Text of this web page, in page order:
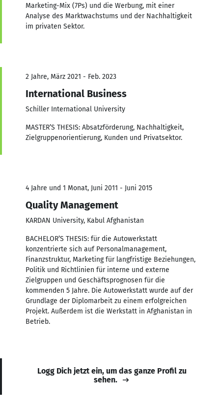
Marketing-Mix (7Ps) und die Werbung, mit einer
Analyse des Marktwachstums und der Nachhaltigkeit
im privaten Sektor.
2 Jahre, März 2021 - Feb. 2023
International Business
Schiller International University
MASTER’S THESIS: Absatzförderung, Nachhaltigkeit,
Zielgruppenorientierung, Kunden und Privatsektor.
4 Jahre und 1 Monat, Juni 2011 - Juni 2015
Quality Management
KARDAN University, Kabul Afghanistan
BACHELOR’S THESIS: für die Autowerkstatt
konzentrierte sich auf Personalmanagement,
Finanzstruktur, Marketing für langfristige Beziehungen,
Politik und Richtlinien für interne und externe
Zielgruppen und Geschäftsprognosen für die
kommenden 5 Jahre. Die Autowerkstatt wurde auf der
Grundlage der Diplomarbeit zu einem erfolgreichen
Projekt. Außerdem ist die Werkstatt in Afghanistan in
Betrieb.
Logg Dich jetzt ein, um das ganze Profil zu
sehen.